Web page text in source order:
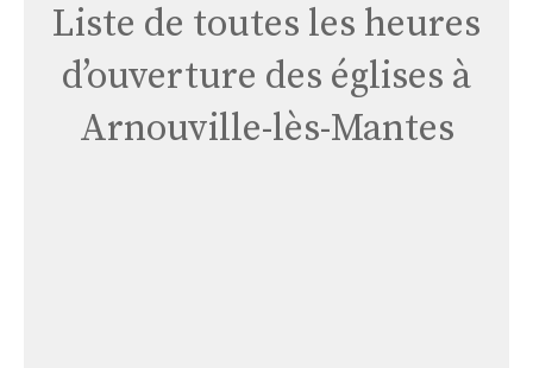
Liste de toutes les heures
d’ouverture des églises à
Arnouville-lès-Mantes